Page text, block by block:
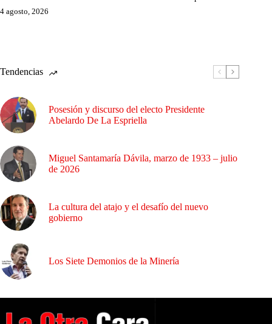
4 agosto, 2026
Tendencias
Posesión y discurso del electo Presidente
Abelardo De La Espriella
Miguel Santamaría Dávila, marzo de 1933 – julio
de 2026
La cultura del atajo y el desafío del nuevo
gobierno
Los Siete Demonios de la Minería